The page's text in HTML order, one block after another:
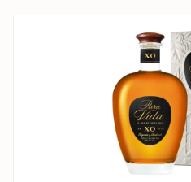
Les Bienheureux